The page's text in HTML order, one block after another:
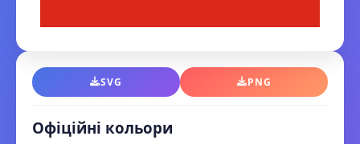
SVG PNG
Офіційні кольори